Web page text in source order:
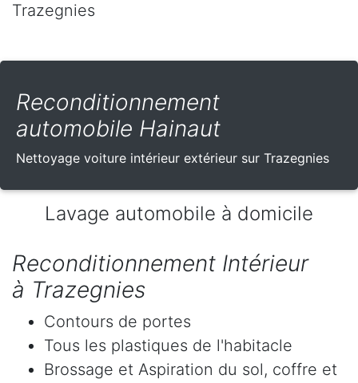
Trazegnies
Reconditionnement
automobile Hainaut
Nettoyage voiture intérieur extérieur sur Trazegnies
Lavage automobile à domicile
Reconditionnement Intérieur
à Trazegnies
Contours de portes
Tous les plastiques de l'habitacle
Brossage et Aspiration du sol, coffre et